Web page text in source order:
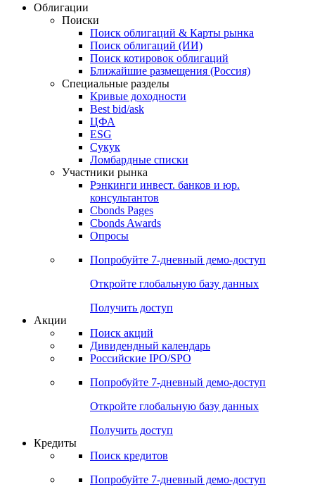
Облигации
Поиски
Поиск облигаций & Карты рынка
Поиск облигаций (ИИ)
Поиск котировок облигаций
Ближайшие размещения (Россия)
Специальные разделы
Кривые доходности
Best bid/ask
ЦФА
ESG
Сукук
Ломбардные списки
Участники рынка
Рэнкинги инвест. банков и юр.
консультантов
Cbonds Pages
Cbonds Awards
Опросы
Попробуйте 7-дневный демо-доступ
Откройте глобальную базу данных
Получить доступ
Акции
Поиск акций
Дивидендный календарь
Российские IPO/SPO
Попробуйте 7-дневный демо-доступ
Откройте глобальную базу данных
Получить доступ
Кредиты
Поиск кредитов
Попробуйте 7-дневный демо-доступ